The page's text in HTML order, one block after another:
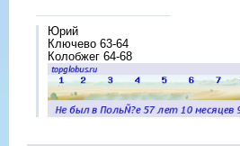
Юрий
Ключево 63-64
Колобжег 64-68